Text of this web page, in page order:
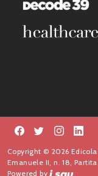
Copyright © 2026
Emanuele II, n. 18,
Powered by